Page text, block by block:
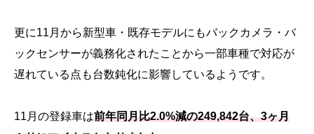
更に11月から新型車・既存モデルにもバックカメラ・バ
ックセンサーが義務化されたことから一部車種で対応が
遅れている点も台数鈍化に影響しているようです。
11月の登録車は前年同月比2.0%減の249,842台、3ヶ月